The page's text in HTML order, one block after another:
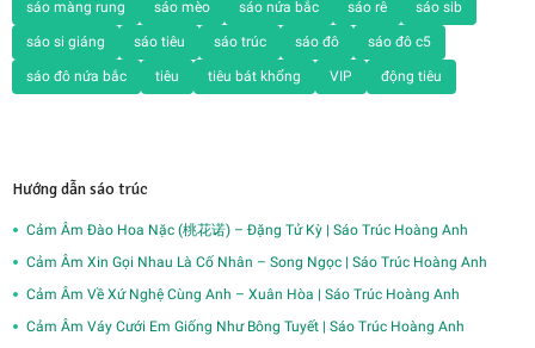
sáo màng rung sáo mèo sáo nứa bắc sáo rê sáo sib
sáo si giáng sáo tiêu sáo trúc sáo đô sáo đô c5
sáo đô nứa bắc tiêu tiêu bát khổng VIP động tiêu
Hướng dẫn sáo trúc
Cảm Âm Đào Hoa Nặc (桃花诺) – Đặng Tử Kỳ | Sáo Trúc Hoàng Anh
Cảm Âm Xin Gọi Nhau Là Cố Nhân – Song Ngọc | Sáo Trúc Hoàng Anh
Cảm Âm Về Xứ Nghệ Cùng Anh – Xuân Hòa | Sáo Trúc Hoàng Anh
Cảm Âm Váy Cưới Em Giống Như Bông Tuyết | Sáo Trúc Hoàng Anh